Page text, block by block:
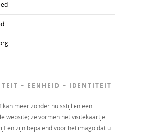
– EENHEID – IDENTITEIT
kan meer zonder huisstijl en een
website; ze vormen het visitekaartje
en zijn bepalend voor het imago dat u